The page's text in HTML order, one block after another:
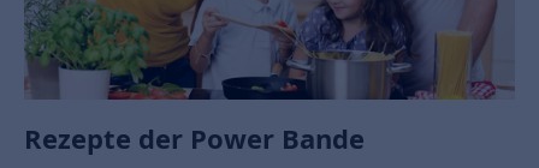
Rezepte der Power Bande